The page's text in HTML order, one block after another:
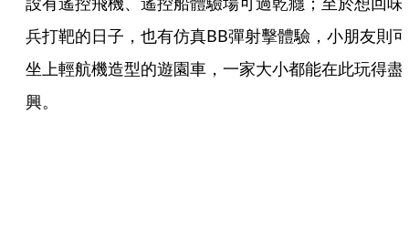
兵打靶的日子，也有仿真BB彈射擊體驗，小朋友則可
坐上輕航機造型的遊園車，一家大小都能在此玩得盡
興。